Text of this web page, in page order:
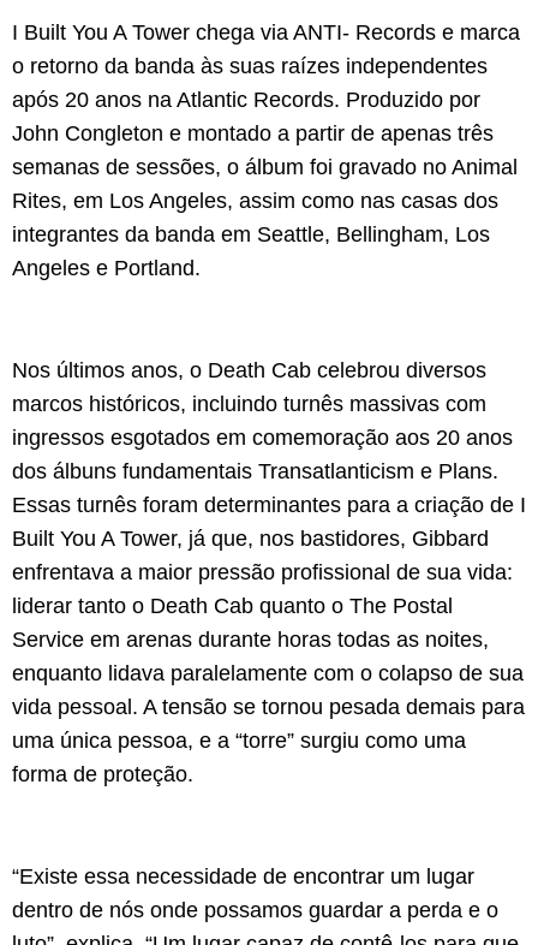
I Built You A Tower chega via ANTI- Records e marca
o retorno da banda às suas raízes independentes
após 20 anos na Atlantic Records. Produzido por
John Congleton e montado a partir de apenas três
semanas de sessões, o álbum foi gravado no Animal
Rites, em Los Angeles, assim como nas casas dos
integrantes da banda em Seattle, Bellingham, Los
Angeles e Portland.
Nos últimos anos, o Death Cab celebrou diversos
marcos históricos, incluindo turnês massivas com
ingressos esgotados em comemoração aos 20 anos
dos álbuns fundamentais Transatlanticism e Plans.
Essas turnês foram determinantes para a criação de I
Built You A Tower, já que, nos bastidores, Gibbard
enfrentava a maior pressão profissional de sua vida:
liderar tanto o Death Cab quanto o The Postal
Service em arenas durante horas todas as noites,
enquanto lidava paralelamente com o colapso de sua
vida pessoal. A tensão se tornou pesada demais para
uma única pessoa, e a “torre” surgiu como uma
forma de proteção.
“Existe essa necessidade de encontrar um lugar
dentro de nós onde possamos guardar a perda e o